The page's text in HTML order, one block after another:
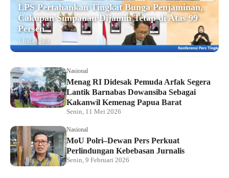
LPS Pertahankan Tingkat Bunga Penjaminan,
Cakupan Simpanan Dijamin Tetap di Atas 99
Persen
1 bulan lalu
Nasional
Menag RI Didesak Pemuda Arfak Segera
Lantik Barnabas Dowansiba Sebagai
Kakanwil Kemenag Papua Barat
Senin, 11 Mei 2026
Nasional
MoU Polri–Dewan Pers Perkuat
Perlindungan Kebebasan Jurnalis
Senin, 9 Februari 2026